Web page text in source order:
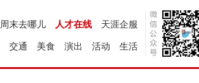
天涯企服
人才在线
周末去哪儿
生活
活动
演出
美食
交通